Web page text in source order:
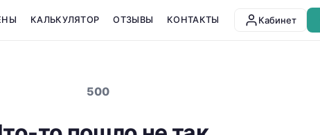
КАЛЬКУЛЯТОР ОТЗЫВЫ КОНТАКТЫ Кабинет
500